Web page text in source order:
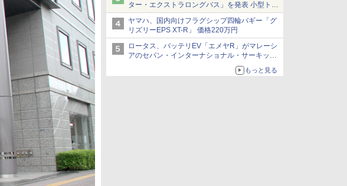
ター・エクストラロングバス」を発表 小型トラ
ックベースの観光・旅客輸送向けバス
ヤマハ、国内向けフラグシップ四輪バギー「グ
リズリーEPS XT-R」 価格220万円
ロータス、バッテリEV「エメヤR」がマレーシ
アのセパン・インターナショナル・サーキット
もっと見る